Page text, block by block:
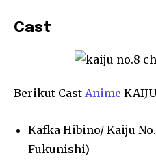
Cast
Berikut Cast Anime
Kafka Hibino/ Kaiju No.
Fukunishi)